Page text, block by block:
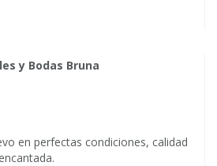
y Bodas Bruna
en perfectas condiciones, calidad